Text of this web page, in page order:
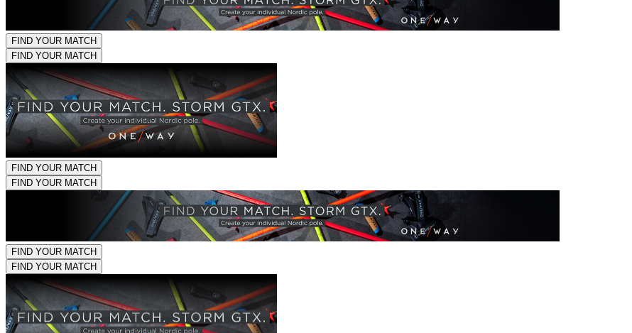
FIND YOUR MATCH
FIND YOUR MATCH
FIND YOUR MATCH
FIND YOUR MATCH
FIND YOUR MATCH
FIND YOUR MATCH